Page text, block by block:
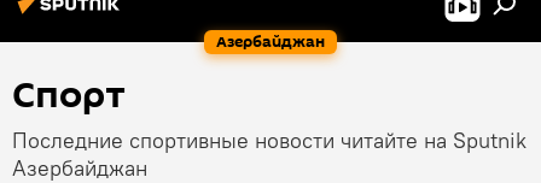
Азербайджан
Спорт
Последние спортивные новости читайте на Sputnik
Азербайджан